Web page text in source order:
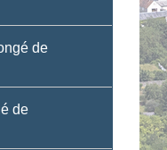
de
de